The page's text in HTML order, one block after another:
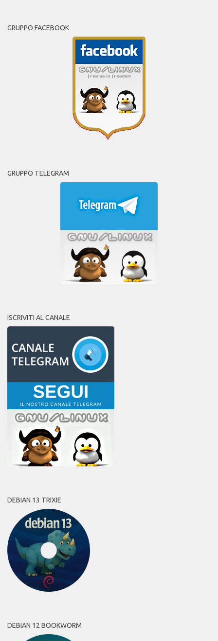
GRUPPO FACEBOOK
GRUPPO TELEGRAM
ISCRIVITI AL CANALE
DEBIAN 13 TRIXIE
DEBIAN 12 BOOKWORM